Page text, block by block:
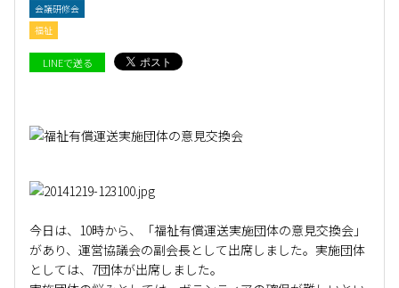
会議研修会
福祉
LINEで送る
今日は、10時から、「福祉有償運送実施団体の意見交換会」
があり、運営協議会の副会長として出席しました。実施団体
としては、7団体が出席しました。